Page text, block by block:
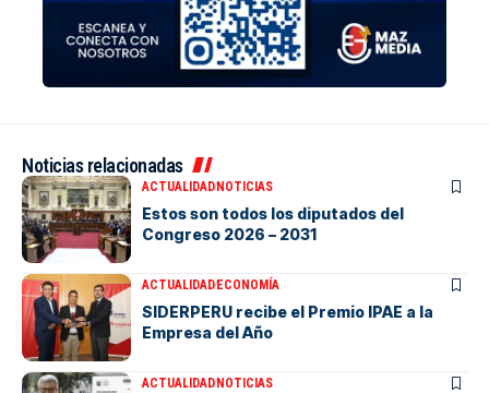
Noticias relacionadas
ACTUALIDADNOTICIAS
Estos son todos los diputados del
Congreso 2026 – 2031
ACTUALIDADECONOMÍA
SIDERPERU recibe el Premio IPAE a la
Empresa del Año
ACTUALIDADNOTICIAS